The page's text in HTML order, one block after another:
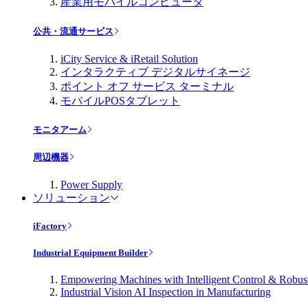
公共・流通サービス
iCity Service & iRetail Solution
インタラクティブ デジタルサイネージ
ポイント オフ サービス ターミナル
モバイルPOSタブレット
モニタアーム
周辺機器
Power Supply
ソリューション
iFactory
Industrial Equipment Builder
Empowering Machines with Intelligent Control &
Industrial Vision AI Inspection in Manufacturing